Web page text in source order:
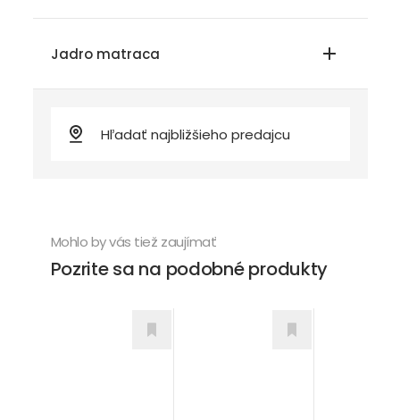
Jadro matraca
Mohlo by vás tiež zaujímať
Pozrite sa na podobné produkty